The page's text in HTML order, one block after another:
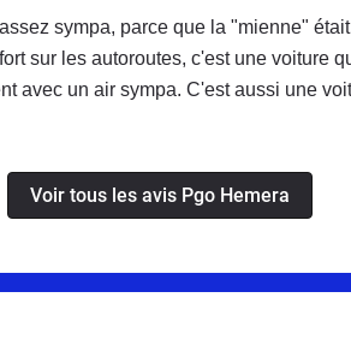
sympa, parce que la "mienne"
sur les autoroutes, c'est une voiture
avec un air sympa. C'est aussi une
sont plutôt artisanales, mais c'est ce qui
Voir tous les avis Pgo Hemera